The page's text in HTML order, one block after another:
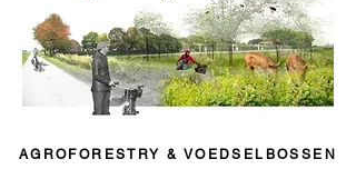
AGROFORESTRY & VOEDSELBOSSEN